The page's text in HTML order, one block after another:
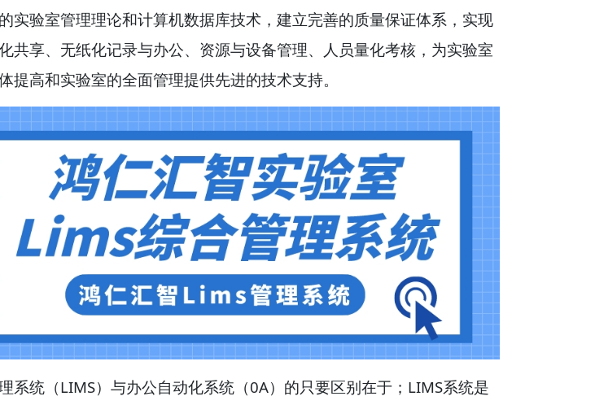
实验室管理理论和计算机数据库技术，建立完善的质量保证体系，实现
共享、无纸化记录与办公、资源与设备管理、人员量化考核，为实验室
提高和实验室的全面管理提供先进的技术支持。
系统（LIMS）与办公自动化系统（0A）的只要区别在于；LIMS系统是